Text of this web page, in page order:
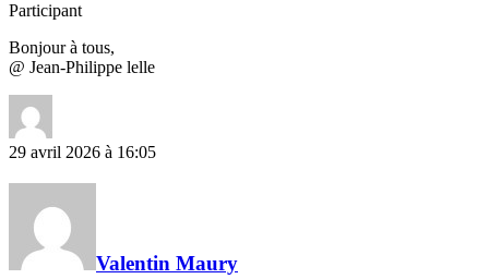
Participant
Bonjour à tous,
@ Jean-Philippe lelle
29 avril 2026 à 16:05
Valentin Maury